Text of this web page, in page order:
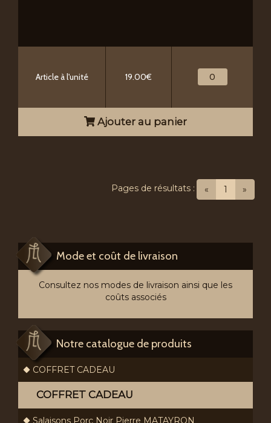
Article à l'unité 19.00€
Ajouter au panier
« 1 (current)
»
Pages de résultats :
Mode et coût de livraison
Consultez nos modes de livraison ainsi que les
coûts associés
Notre catalogue de produits
COFFRET CADEAU
COFFRET CADEAU
Salaisons Porc Noir Pierre MATAYRON